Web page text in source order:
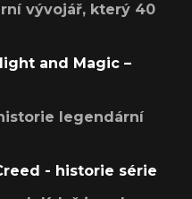
vývojář, který 40
and Magic –
legendární
- historie série